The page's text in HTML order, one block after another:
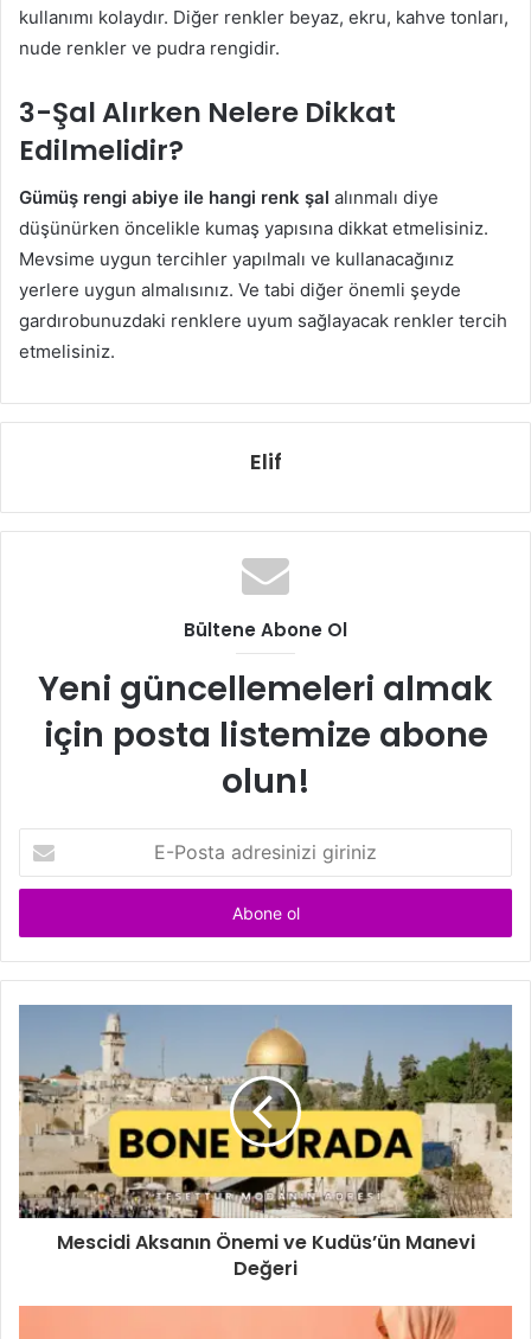
kullanımı kolaydır. Diğer renkler beyaz, ekru, kahve tonları,
nude renkler ve pudra rengidir.
3-Şal Alırken Nelere Dikkat
Edilmelidir?
Gümüş rengi abiye ile hangi renk şal alınmalı diye
düşünürken öncelikle kumaş yapısına dikkat etmelisiniz.
Mevsime uygun tercihler yapılmalı ve kullanacağınız
yerlere uygun almalısınız. Ve tabi diğer önemli şeyde
gardırobunuzdaki renklere uyum sağlayacak renkler tercih
etmelisiniz.
Elif
Bültene Abone Ol
Yeni güncellemeleri almak
için posta listemize abone
olun!
P
s
t
e
s
i
i
z
Mescidi Aksanın Önemi ve Kudüs’ün Manevi
Değeri